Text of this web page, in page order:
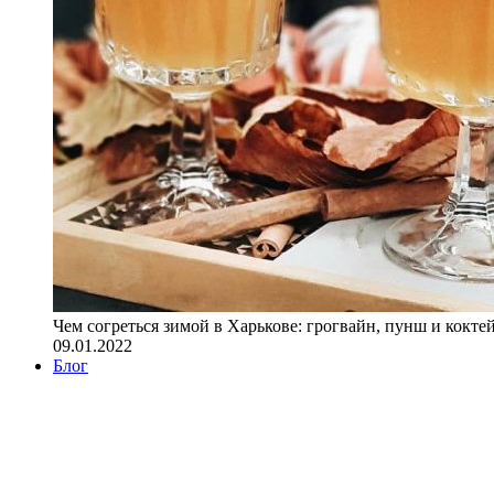
Чем согреться зимой в Харькове: грогвайн, пунш и
09.01.2022
Блог